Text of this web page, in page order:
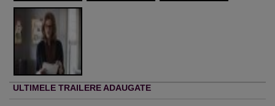
ULTIMELE TRAILERE ADAUGATE